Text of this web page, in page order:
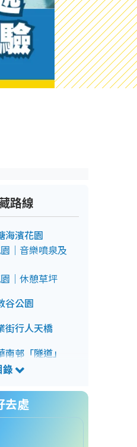
路線
海濱花園
｜音樂噴泉及
｜休憩草坪
谷公園
街行人天橋
邨「隧道」
服體驗館
去處